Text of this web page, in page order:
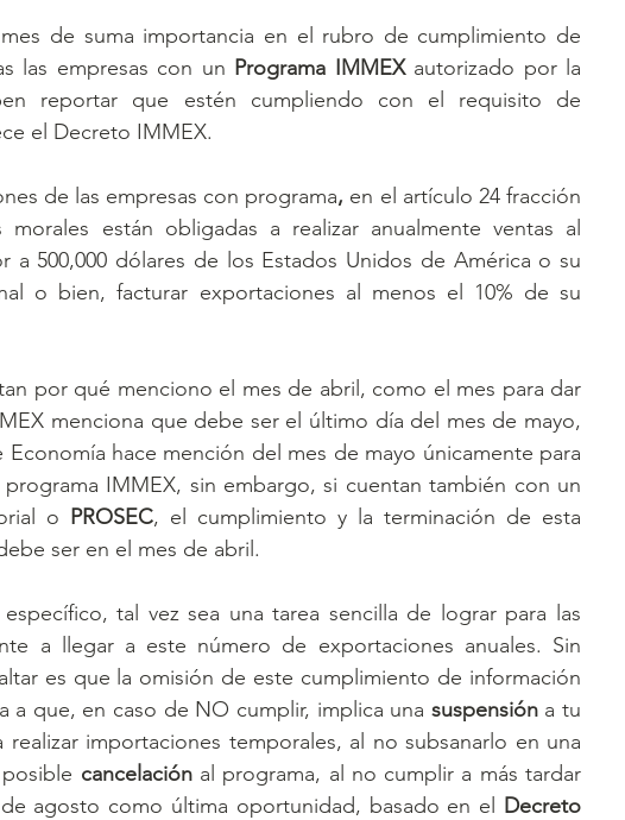
de suma importancia en el rubro de cumplimiento de
las empresas con un Programa IMMEX autorizado por la
reportar que estén cumpliendo con el requisito de
el Decreto IMMEX.
de las empresas con programa, en el artículo 24 fracción
están obligadas a realizar anualmente ventas al
a 500,000 dólares de los Estados Unidos de América o su
o bien, facturar exportaciones al menos el 10% de su
por qué menciono el mes de abril, como el mes para dar
menciona que debe ser el último día del mes de mayo,
Economía hace mención del mes de mayo únicamente para
IMMEX, sin embargo, si cuentan también con un
o PROSEC, el cumplimiento y la terminación de esta
ser en el mes de abril.
tal vez sea una tarea sencilla de lograr para las
a llegar a este número de exportaciones anuales. Sin
es que la omisión de este cumplimiento de información
a que, en caso de NO cumplir, implica una suspensión a tu
importaciones temporales, al no subsanarlo en una
cancelación al programa, al no cumplir a más tardar
agosto como última oportunidad, basado en el Decreto